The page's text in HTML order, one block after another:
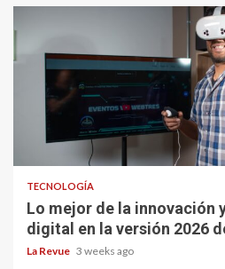
TECNOLOGÍA
Lo mejor de la innovación
digital en la versión 2026
La Revue 3 weeks ago